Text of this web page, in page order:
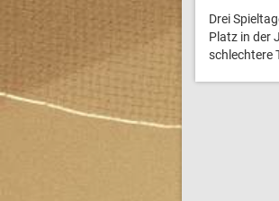
Drei
Platz in der
schlechtere